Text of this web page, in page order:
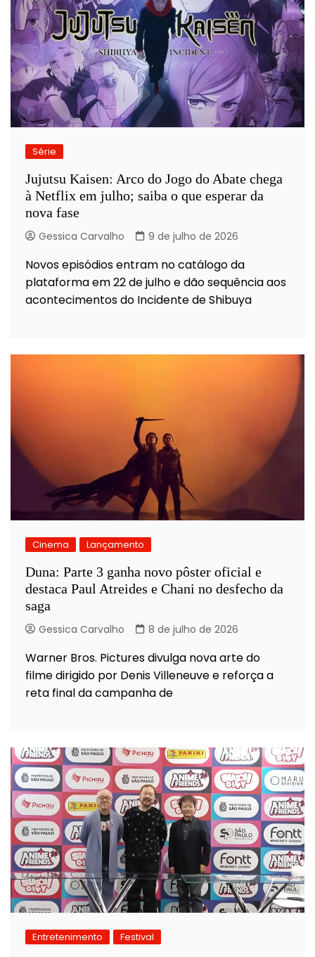
Série
Jujutsu Kaisen: Arco do Jogo do Abate chega
à Netflix em julho; saiba o que esperar da
nova fase
Gessica Carvalho 9 de julho de 2026
Novos episódios entram no catálogo da
plataforma em 22 de julho e dão sequência aos
acontecimentos do Incidente de Shibuya
Cinema Lançamento
Duna: Parte 3 ganha novo pôster oficial e
destaca Paul Atreides e Chani no desfecho da
saga
Gessica Carvalho 8 de julho de 2026
Warner Bros. Pictures divulga nova arte do
filme dirigido por Denis Villeneuve e reforça a
reta final da campanha de
Entretenimento Festival